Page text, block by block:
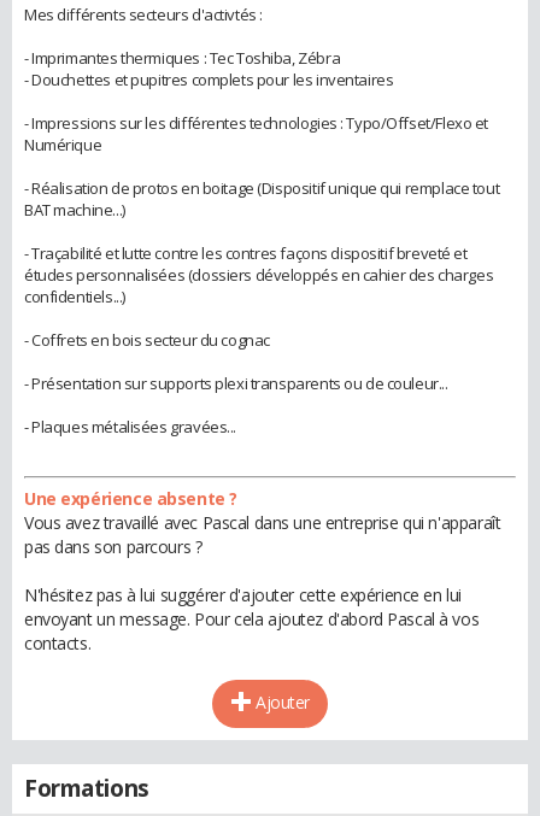
Mes différents secteurs d'activtés :
- Imprimantes thermiques : Tec Toshiba, Zébra
- Douchettes et pupitres complets pour les inventaires
- Impressions sur les différentes technologies : Typo/Offset/Flexo et
Numérique
- Réalisation de protos en boitage (Dispositif unique qui remplace tout
BAT machine...)
- Traçabilité et lutte contre les contres façons dispositif breveté et
études personnalisées (dossiers développés en cahier des charges
confidentiels...)
- Coffrets en bois secteur du cognac
- Présentation sur supports plexi transparents ou de couleur...
- Plaques métalisées gravées...
Une expérience absente ?
Vous avez travaillé avec Pascal dans une entreprise qui n'apparaît
pas dans son parcours ?
N'hésitez pas à lui suggérer d'ajouter cette expérience en lui
envoyant un message. Pour cela ajoutez d'abord Pascal à vos
contacts.
Ajouter
Formations